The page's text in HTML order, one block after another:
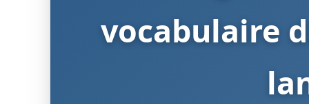
vocabulaire